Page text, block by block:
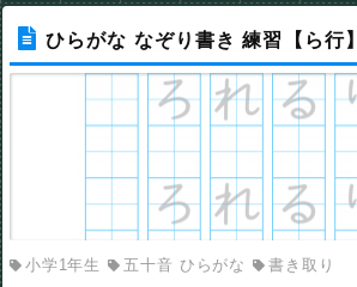
ひらがな なぞり書き 練習【ら行】
小学1年生 五十音 ひらがな 書き取り